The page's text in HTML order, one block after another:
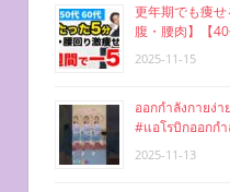
更年期でも痩
腹・腰肉】【
2025-11-15
ออกกำลังกายง่
#แอโรบิกออกกำ
2025-11-13